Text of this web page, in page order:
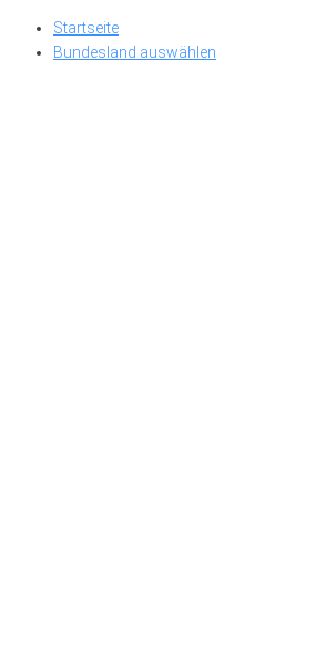
Skip
Startseite
Bundesland auswählen